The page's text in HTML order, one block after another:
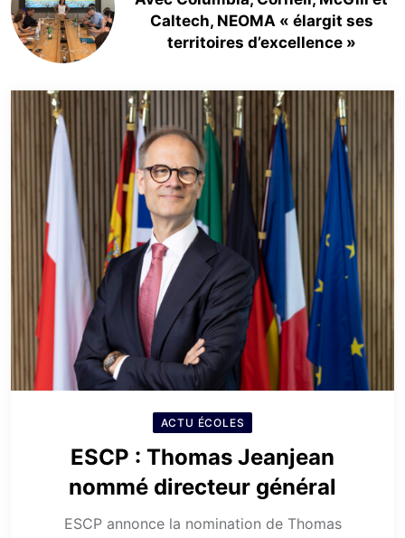
Caltech, NEOMA « élargit ses
territoires d’excellence »
ACTU ÉCOLES
ESCP : Thomas Jeanjean
nommé directeur général
ESCP annonce la nomination de Thomas